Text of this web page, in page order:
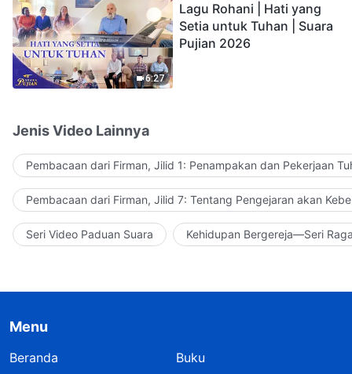
6:27
Lagu Rohani | Hati yang
Setia untuk Tuhan | Suara
Pujian 2026
Jenis Video Lainnya
Pembacaan dari Firman, Jilid 1: Penampakan dan Pekerjaan
Pembacaan dari Firman, Jilid 7: Tentang Pengejaran akan
Seri Video Paduan Suara Kehidupan Bergereja—Seri
Menu
Beranda
Buku